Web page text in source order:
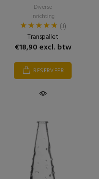
Diverse
Inrichting
(3)
Transpallet
€18,90 excl. btw
RESERVEER